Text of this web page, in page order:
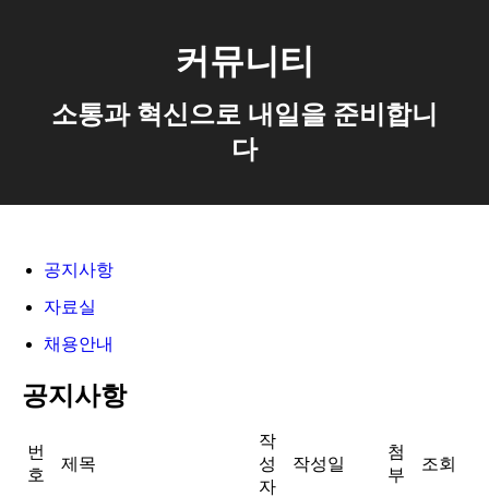
커뮤니티
소통과 혁신으로 내일을 준비합니
다
공지사항
자료실
채용안내
공지사항
번
호
제목
작
성
자
작성일
첨
부
조회